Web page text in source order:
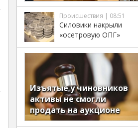
Происшествия | 08:51
Силовики накрыли
«осетровую ОПГ»
Изъятые у чиновников
активы не смогли
продать на аукционе